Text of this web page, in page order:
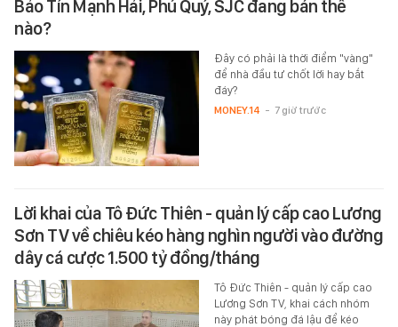
Bảo Tín Mạnh Hải, Phú Quý, SJC đang bán thế
nào?
Đây có phải là thời điểm "vàng"
để nhà đầu tư chốt lời hay bắt
đáy?
MONEY.14 - 7 giờ trước
Lời khai của Tô Đức Thiên - quản lý cấp cao Lương
Sơn TV về chiêu kéo hàng nghìn người vào đường
dây cá cược 1.500 tỷ đồng/tháng
Tô Đức Thiên - quản lý cấp cao
Lương Sơn TV, khai cách nhóm
này phát bóng đá lậu để kéo